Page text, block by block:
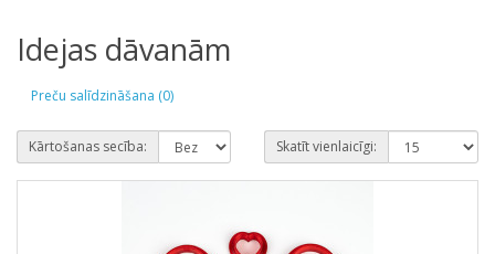
Idejas dāvanām
Preču salīdzināšana (0)
Kārtošanas secība: Skatīt vienlaicīgi: